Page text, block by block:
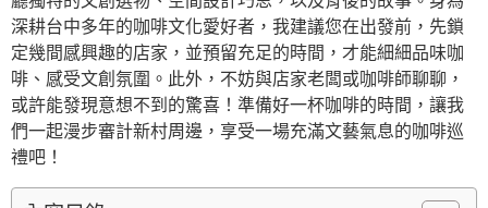
深耕台中多年的咖啡文化愛好者，我建議您在出發前，先鎖
定幾間感興趣的店家，並預留充足的時間，才能細細品味咖
啡、感受文創氛圍。此外，不妨與店家老闆或咖啡師聊聊，
或許能發現意想不到的驚喜！準備好一杯咖啡的時間，讓我
們一起漫步審計新村周邊，享受一場充滿文藝氣息的咖啡巡
禮吧！